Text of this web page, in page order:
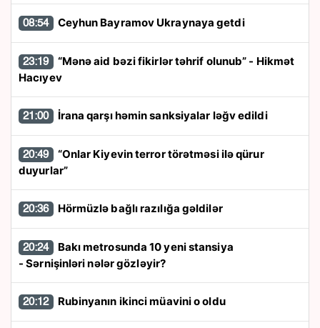
08:54 Ceyhun Bayramov Ukraynaya getdi
23:19
Hacıyev
21:00 İrana qarşı həmin sanksiyalar ləğv edildi
20:49
duyurlar”
20:36 Hörmüzlə bağlı razılığa gəldilər
20:24
- Sərnişinləri nələr gözləyir?
20:12 Rubinyanın ikinci müavini o oldu